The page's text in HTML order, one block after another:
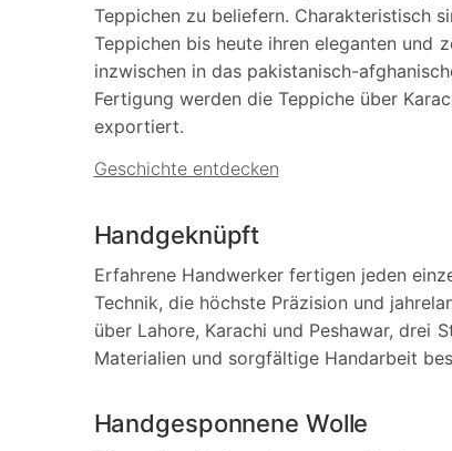
Teppichen zu beliefern. Charakteristisch
Teppichen bis heute ihren eleganten und
inzwischen in das pakistanisch-
Fertigung werden die Teppiche über
exportiert.
Geschichte entdecken
Handgeknüpft
Erfahrene Handwerker fertigen jeden
Technik, die höchste Präzision und
über Lahore, Karachi und Peshawar,
Materialien und sorgfältige Handarbeit
Handgesponnene Wolle